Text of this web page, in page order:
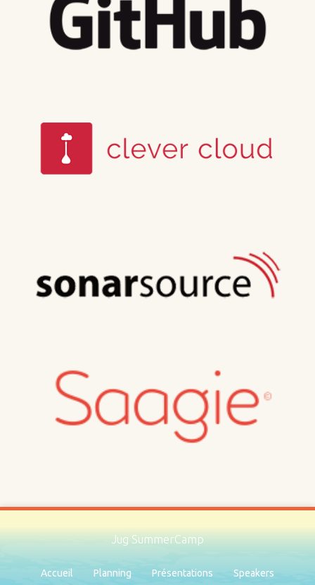
Jug SummerCamp
Accueil Planning Présentations Speakers